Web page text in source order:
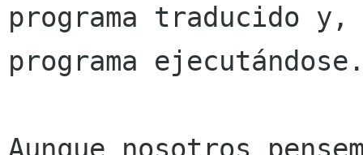
programa traducido
programa